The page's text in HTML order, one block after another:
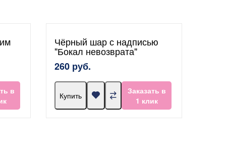
в
Чёрный шар с надписью
"Бокал невозврата"
260 руб.
Купить
Заказать в
1 клик